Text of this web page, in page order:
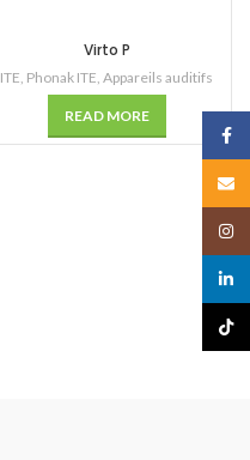
Virto P
ITE, Phonak ITE,Appareils auditifs
READ MORE
Email